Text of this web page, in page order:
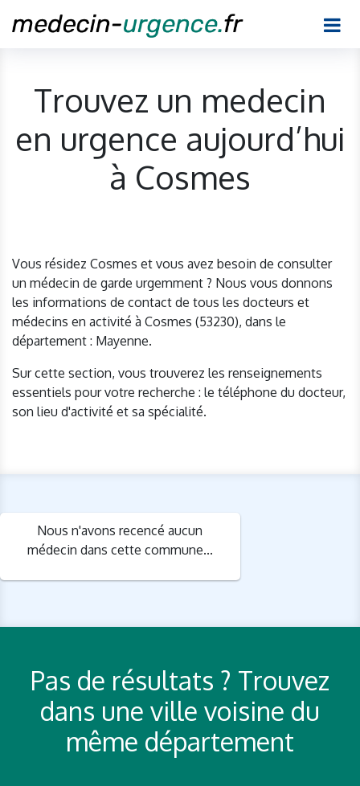
Trouvez un medecin
en urgence aujourd’hui
à Cosmes
Vous résidez Cosmes et vous avez besoin de consulter
un médecin de garde urgemment ? Nous vous donnons
les informations de contact de tous les docteurs et
médecins en activité à Cosmes (53230), dans le
département : Mayenne.
Sur cette section, vous trouverez les renseignements
essentiels pour votre recherche : le téléphone du docteur,
son lieu d'activité et sa spécialité.
Nous n'avons recencé aucun
médecin dans cette commune...
Pas de résultats ? Trouvez
dans une ville voisine du
même département